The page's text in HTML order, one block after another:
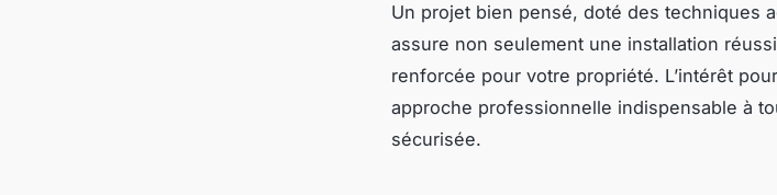
Un projet bien pensé, doté des techniques
assure non seulement une installation
renforcée pour votre propriété. L’intérêt
approche professionnelle indispensable à
sécurisée.